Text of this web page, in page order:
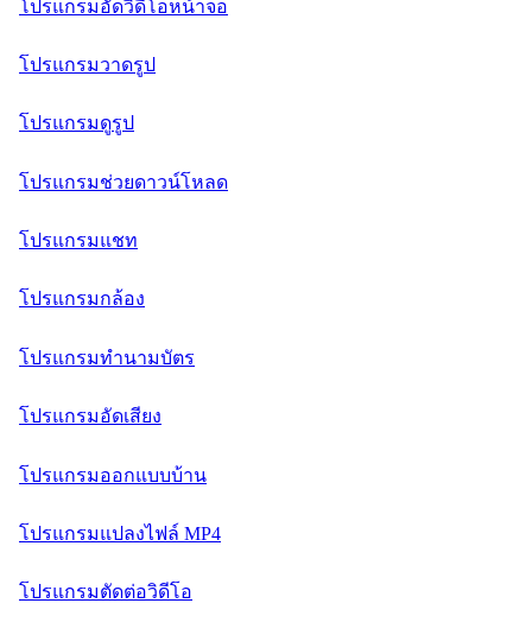
โปรแกรมอัดวิดีโอหน้าจอ
โปรแกรมวาดรูป
โปรแกรมดูรูป
โปรแกรมช่วยดาวน์โหลด
โปรแกรมแชท
โปรแกรมกล้อง
โปรแกรมทำนามบัตร
โปรแกรมอัดเสียง
โปรแกรมออกแบบบ้าน
โปรแกรมแปลงไฟล์ MP4
โปรแกรมตัดต่อวิดีโอ